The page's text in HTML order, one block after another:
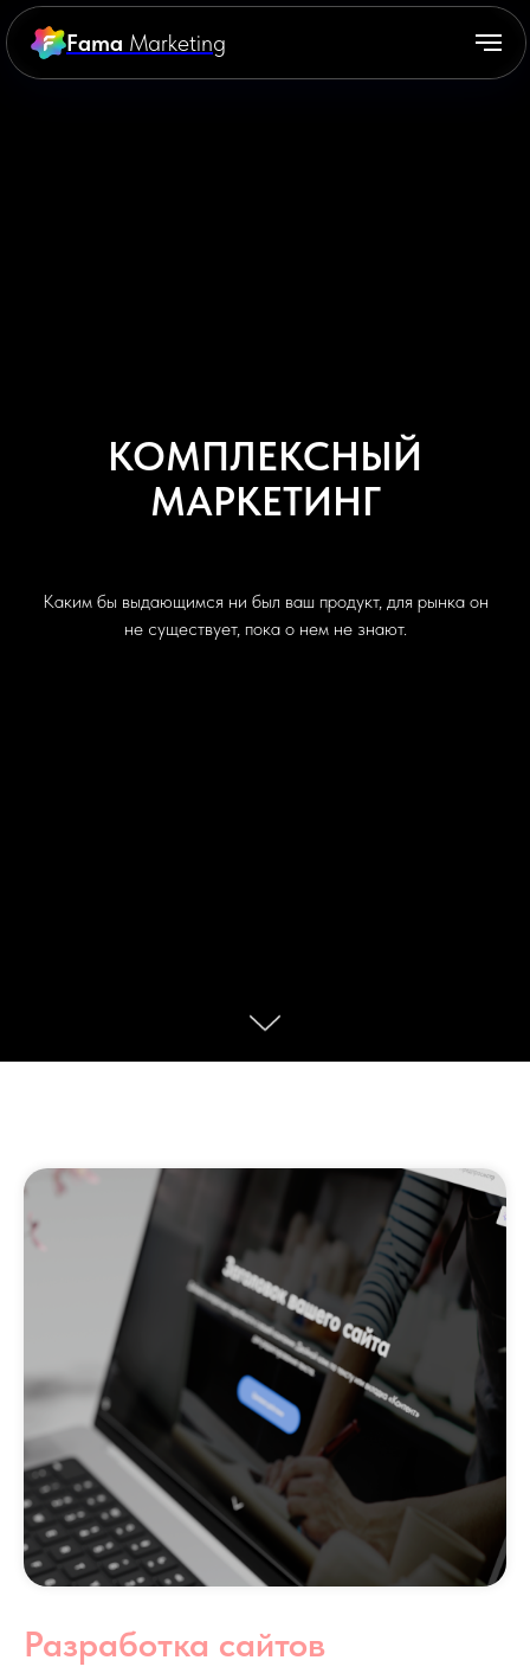
Fama Marketing
КОМПЛЕКСНЫЙ
МАРКЕТИНГ
Каким бы выдающимся ни был ваш продукт, для рынка он
не существует, пока о нем не знают.
Разработка сайтов